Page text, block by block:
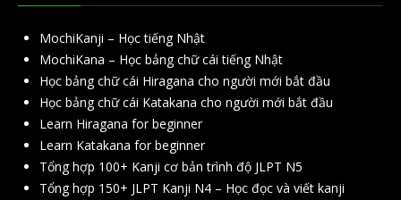
MochiKanji – Học tiếng Nhật
MochiKana – Học bảng chữ cái tiếng Nhật
Học bảng chữ cái Hiragana cho người mới bắt đầu
Học bảng chữ cái Katakana cho người mới bắt đầu
Learn Hiragana for beginner
Learn Katakana for beginner
Tổng hợp 100+ Kanji cơ bản trình độ JLPT N5
Tổng hợp 150+ JLPT Kanji N4 – Học đọc và viết kanji